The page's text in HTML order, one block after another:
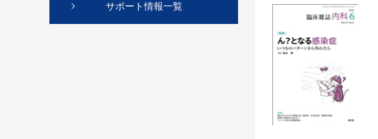
サポート情報一覧